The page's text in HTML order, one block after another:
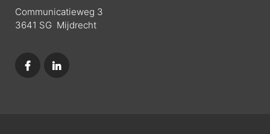
Communicatieweg 3
3641 SG Mijdrecht